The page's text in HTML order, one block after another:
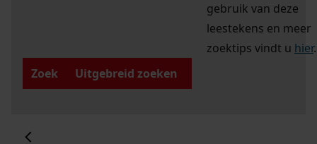
gebruik van deze
leestekens en meer
zoektips vindt u hier.
Zoek
Uitgebreid zoeken